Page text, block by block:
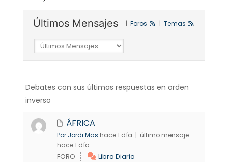
Últimos Mensajes | Foros | Temas
Debates con sus últimas respuestas en orden
inverso
ÁFRICA
Por Jordi Mas hace 1 día | último mensaje:
hace 1 día
FORO
Libro Diario